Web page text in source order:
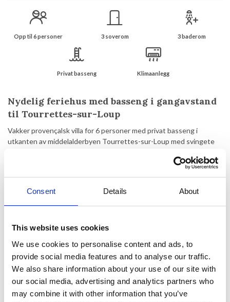
Consent Details About
This website uses cookies
We use cookies to personalise content and ads, to
provide social media features and to analyse our traffic.
We also share information about your use of our site with
our social media, advertising and analytics partners who
may combine it with other information that you’ve
Opp til 6 personer 3 soverom 3 baderom
Privat basseng Klimaanlegg
Nydelig feriehus med basseng i gangavstand
til Tourrettes-sur-Loup
Vakker provençalsk villa for 6 personer med privat basseng i
utkanten av middelalderbyen Tourrettes-sur-Loup med svingete
over landskapet rundt. Til tross for nærheten til byen ligger huset
Med bare en kort kjøreavstand til noen av Provences "must-see"
strendene i Cagnes-sur-Mer ( 14 km) beliggenheten er perfekt.
Ferieboligen kombinerer moderne komfort med autentisk sjarm, og
balanserer dermed Provences egenart med et lyst og vennlig
interiør, deilige uteområder med stort fint bassengområde,
terrasser og solsenger.
Villaen (182 m2) er på 3 etasjer og inneholder i første etasje